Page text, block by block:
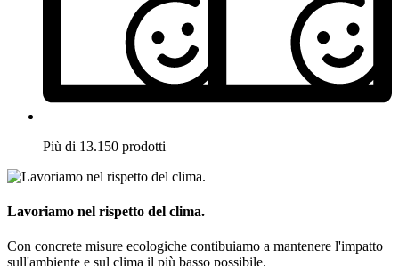
Più di 13.150 prodotti
Lavoriamo nel rispetto del clima.
Con concrete misure ecologiche contibuiamo a mantenere l'impatto
sull'ambiente e sul clima il più basso possibile.